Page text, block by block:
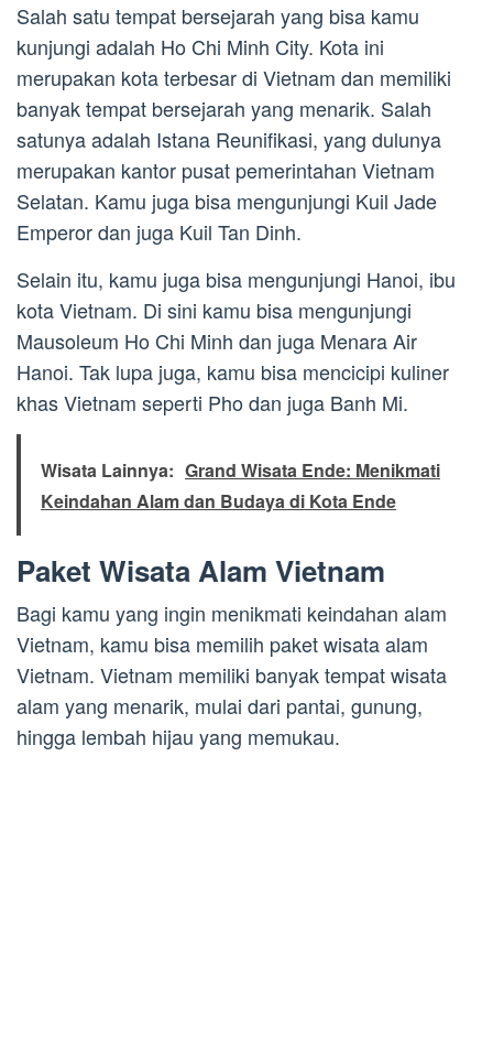
Salah satu tempat bersejarah yang bisa kamu
kunjungi adalah Ho Chi Minh City. Kota ini
merupakan kota terbesar di Vietnam dan memiliki
banyak tempat bersejarah yang menarik. Salah
satunya adalah Istana Reunifikasi, yang dulunya
merupakan kantor pusat pemerintahan Vietnam
Selatan. Kamu juga bisa mengunjungi Kuil Jade
Emperor dan juga Kuil Tan Dinh.
Selain itu, kamu juga bisa mengunjungi Hanoi, ibu
kota Vietnam. Di sini kamu bisa mengunjungi
Mausoleum Ho Chi Minh dan juga Menara Air
Hanoi. Tak lupa juga, kamu bisa mencicipi kuliner
khas Vietnam seperti Pho dan juga Banh Mi.
Wisata Lainnya: Grand Wisata Ende: Menikmati
Keindahan Alam dan Budaya di Kota Ende
Paket Wisata Alam Vietnam
Bagi kamu yang ingin menikmati keindahan alam
Vietnam, kamu bisa memilih paket wisata alam
Vietnam. Vietnam memiliki banyak tempat wisata
alam yang menarik, mulai dari pantai, gunung,
hingga lembah hijau yang memukau.